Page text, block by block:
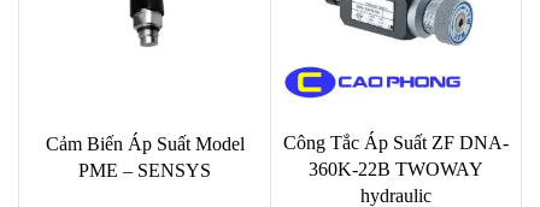
Cảm Biến Áp Suất Model
PME – SENSYS
Công Tắc Áp Suất ZF DNA-
360K-22B TWOWAY
hydraulic